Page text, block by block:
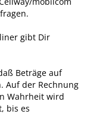
gibt Dir
Beträge auf
Auf der Rechnung
Wahrheit wird
bis es